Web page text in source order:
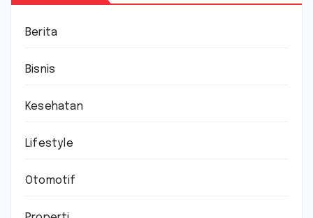
Berita
Bisnis
Kesehatan
Lifestyle
Otomotif